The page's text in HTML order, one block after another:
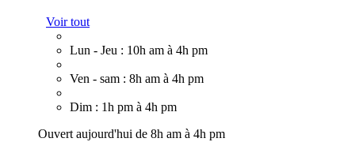
Voir tout
Lun - Jeu : 10h am à 4h pm
Ven - sam : 8h am à 4h pm
Dim : 1h pm à 4h pm
Ouvert aujourd'hui de 8h am à 4h pm